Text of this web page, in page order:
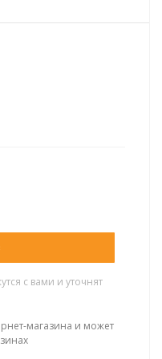
с вами и уточнят
магазина и может